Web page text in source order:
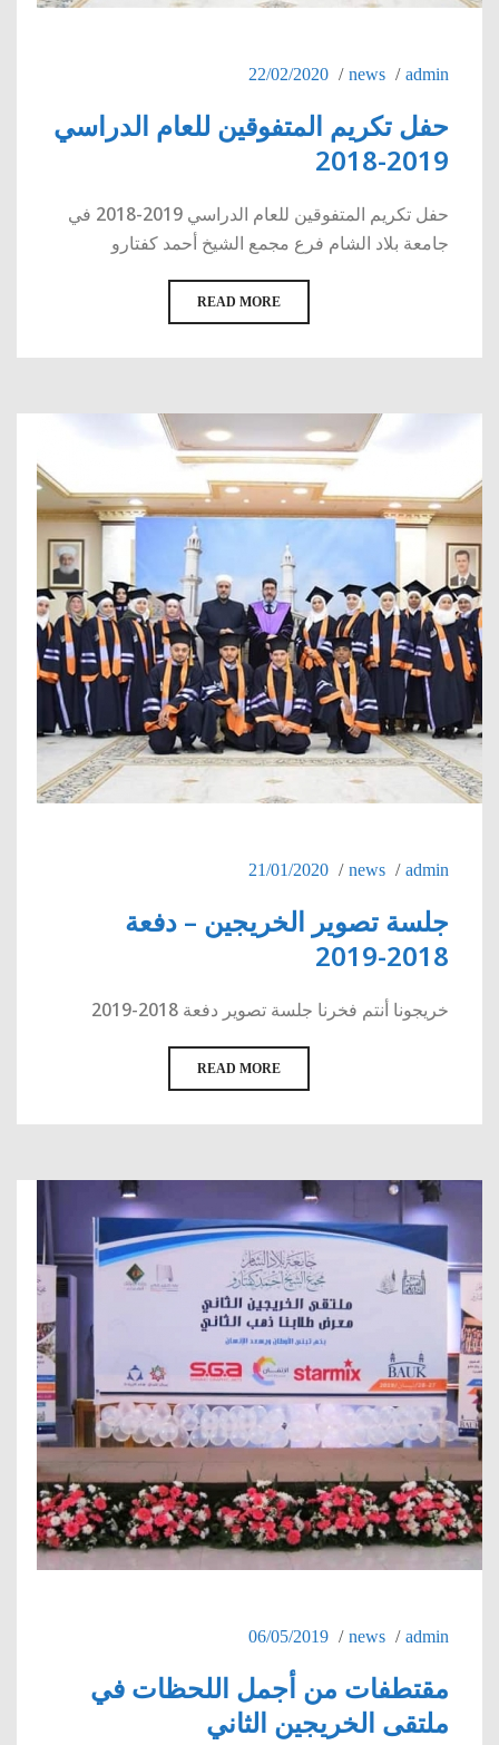
admin
news
22/02/2020
حفل تكريم المتفوقين للعام الدراسي
2019-2018
حفل تكريم المتفوقين للعام الدراسي 2019-2018 في
جامعة بلاد الشام فرع مجمع الشيخ أحمد كفتارو
READ MORE
admin
news
21/01/2020
جلسة تصوير الخريجين – دفعة
2018-2019
خريجونا أنتم فخرنا جلسة تصوير دفعة 2018-2019
READ MORE
admin
news
06/05/2019
مقتطفات من أجمل اللحظات في
ملتقى الخريجين الثاني